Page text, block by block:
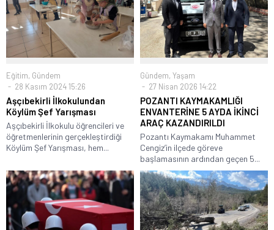
Eğitim, Gündem
28 Kasım 2024 15:26
Aşçıbekirli İlkokulundan
Köylüm Şef Yarışması
Aşçıbekirli İlkokulu öğrencileri ve
öğretmenlerinin gerçekleştirdiği
Köylüm Şef Yarışması, hem...
Gündem, Yaşam
27 Nisan 2026 14:22
POZANTI KAYMAKAMLIĞI
ENVANTERİNE 5 AYDA İKİNCİ
ARAÇ KAZANDIRILDI
Pozantı Kaymakamı Muhammet
Cengiz’in ilçede göreve
başlamasının ardından geçen 5...